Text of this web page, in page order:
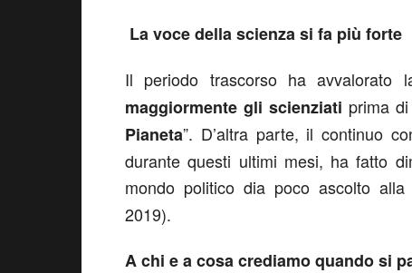
La voce della scienza si fa più forte
Il periodo trascorso ha avvalorato
maggiormente gli scienziati prima
Pianeta”. D’altra parte, il continuo
durante questi ultimi mesi, ha fatto
mondo politico dia poco ascolto alla
2019).
A chi e a cosa crediamo quando si